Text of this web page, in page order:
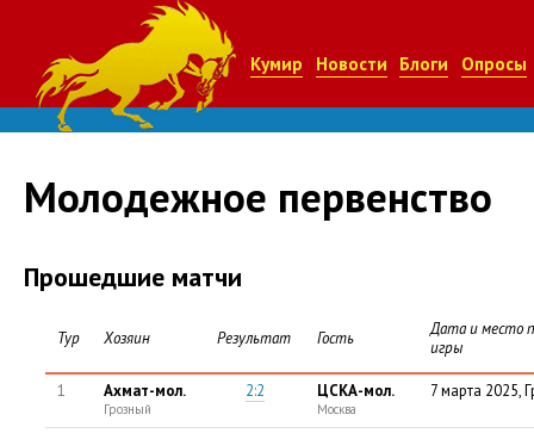
Кумир Новости Блоги Опросы
Молодежное первенство
Прошедшие матчи
Тур Хозяин Результат Гость
Дата и место
игры
1 Ахмат-мол.
Грозный
2:2 ЦСКА-мол.
Москва
7 марта 2025,